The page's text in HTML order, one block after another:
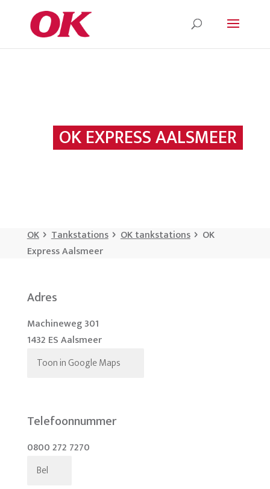
OK EXPRESS AALSMEER
OK Tankstations OK tankstations
OK
Express Aalsmeer
Adres
Machineweg 301
1432 ES Aalsmeer
Toon in Google Maps
Telefoonnummer
0800 272 7270
Bel